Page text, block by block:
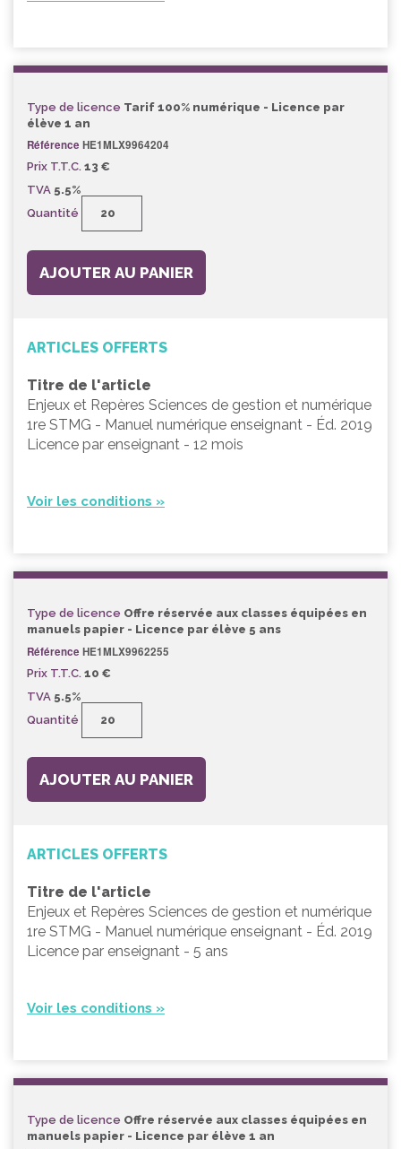
Type de licence Tarif 100% numérique - Licence par
élève 1 an
Référence HE1MLX9964204
Prix T.T.C. 13 €
TVA 5.5%
Quantité
AJOUTER AU PANIER
ARTICLES OFFERTS
Titre de l'article
Enjeux et Repères Sciences de gestion et numérique
1re STMG - Manuel numérique enseignant - Éd. 2019
Licence par enseignant - 12 mois
Voir les conditions »
Type de licence Offre réservée aux classes équipées en
manuels papier - Licence par élève 5 ans
Référence HE1MLX9962255
Prix T.T.C. 10 €
TVA 5.5%
Quantité
AJOUTER AU PANIER
ARTICLES OFFERTS
Titre de l'article
Enjeux et Repères Sciences de gestion et numérique
1re STMG - Manuel numérique enseignant - Éd. 2019
Licence par enseignant - 5 ans
Voir les conditions »
Type de licence Offre réservée aux classes équipées en
manuels papier - Licence par élève 1 an